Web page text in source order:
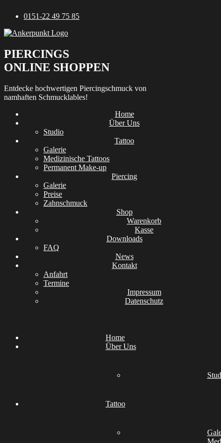
Inhalt
0151-22 49 75 85
PIERCINGS
ONLINE SHOPPEN
Entdecke hochwertigen Piercingschmuck von
namhaften Schmucklables!
Home
Über Uns
Studio
Tattoo
Galerie
Medizinische Tattoos
Permanent Make-up
Piercing
Galerie
Preise
Zahnschmuck
Shop
Warenkorb
Kasse
Downloads
FAQ
News
Kontakt
Anfahrt
Termine
Impressum
Datenschutz
Home
Über Uns
Tattoo